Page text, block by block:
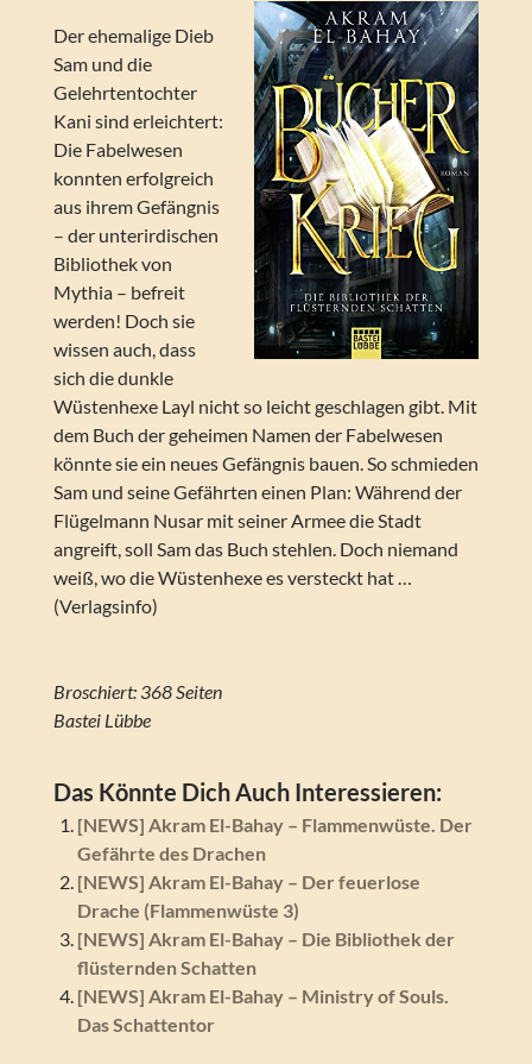
Der ehemalige Dieb
Sam und die
Gelehrtentochter
Kani sind erleichtert:
Die Fabelwesen
konnten erfolgreich
aus ihrem Gefängnis
– der unterirdischen
Bibliothek von
Mythia – befreit
werden! Doch sie
wissen auch, dass
sich die dunkle
Wüstenhexe Layl nicht so leicht geschlagen gibt. Mit
dem Buch der geheimen Namen der Fabelwesen
könnte sie ein neues Gefängnis bauen. So schmieden
Sam und seine Gefährten einen Plan: Während der
Flügelmann Nusar mit seiner Armee die Stadt
angreift, soll Sam das Buch stehlen. Doch niemand
weiß, wo die Wüstenhexe es versteckt hat …
(Verlagsinfo)
Broschiert: 368 Seiten
Bastei Lübbe
Das Könnte Dich Auch Interessieren:
[NEWS] Akram El-Bahay – Flammenwüste. Der
Gefährte des Drachen
[NEWS] Akram El-Bahay – Der feuerlose
Drache (Flammenwüste 3)
[NEWS] Akram El-Bahay – Die Bibliothek der
flüsternden Schatten
[NEWS] Akram El-Bahay – Ministry of Souls.
Das Schattentor